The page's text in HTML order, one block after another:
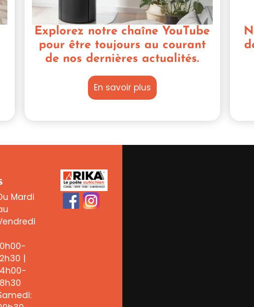
Explorez notre chaîne YouTube
pour être toujours au courant
de nos dernières actualités.
En savoir plus
Mardi
|